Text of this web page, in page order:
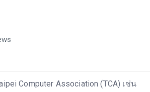
Computer Association (TCA) เช่น